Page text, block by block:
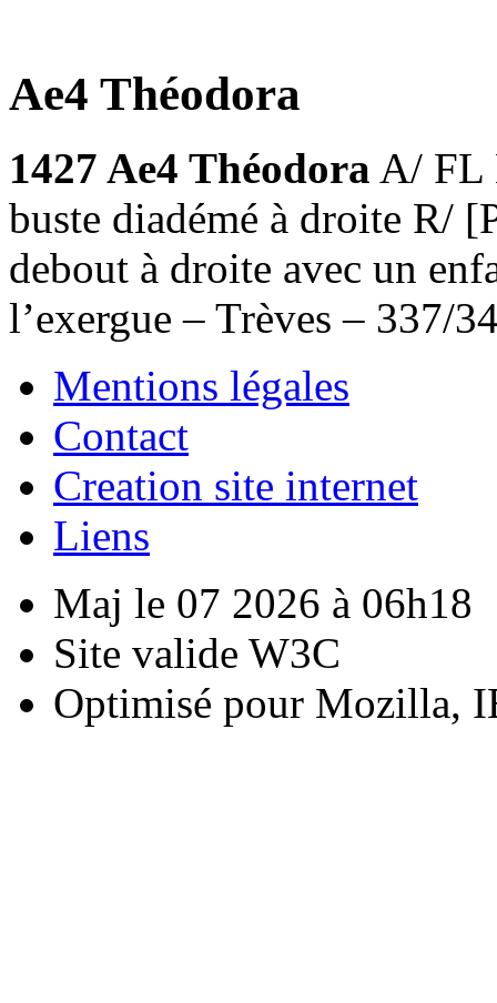
Ae4 Théodora
1427 Ae4 Théodora A/ FL
buste diadémé à droite R/
debout à droite avec un
l’exergue – Trèves – 337/
Mentions légales
Contact
Creation site internet
Liens
Maj le 07 2026 à 06h18
Site valide W3C
Optimisé pour Mozilla,